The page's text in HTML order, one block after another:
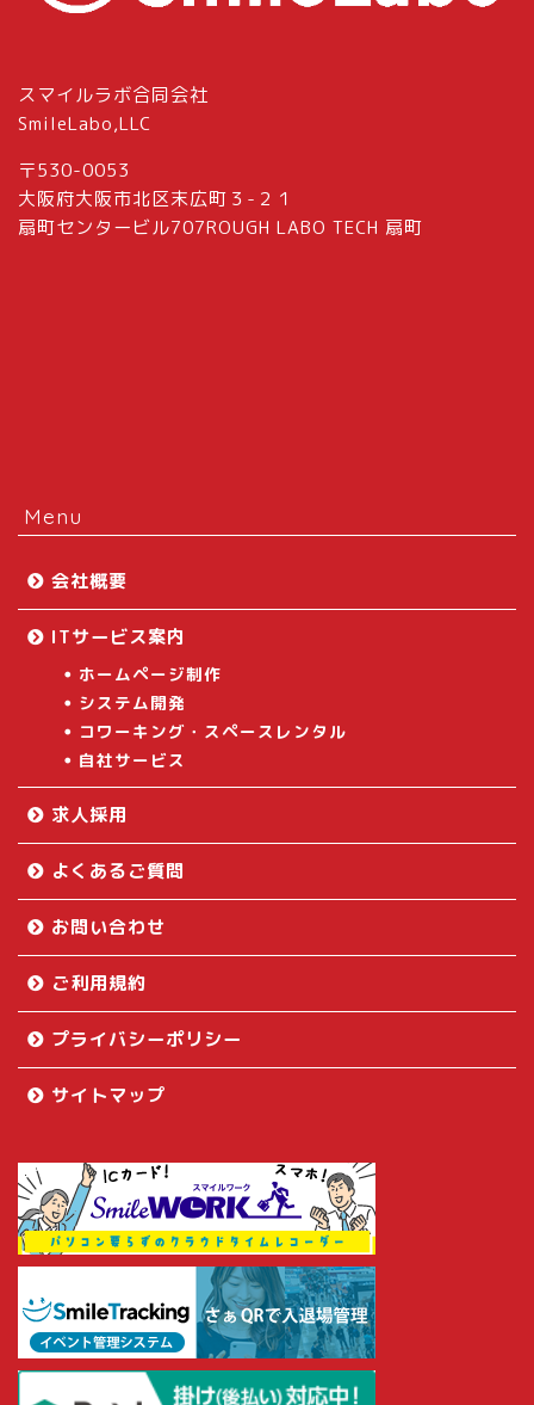
スマイルラボ合同会社
SmileLabo,LLC
〒530-0053
大阪府大阪市北区末広町３-２１
扇町センタービル707ROUGH LABO TECH 扇町
Menu
会社概要
ITサービス案内
ホームページ制作
システム開発
コワーキング・スペースレンタル
自社サービス
求人採用
よくあるご質問
お問い合わせ
ご利用規約
プライバシーポリシー
サイトマップ